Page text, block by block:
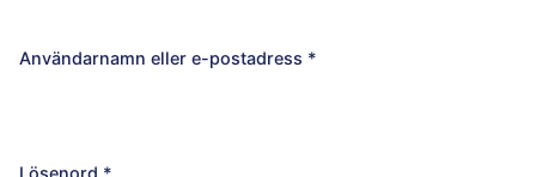
Användarnamn eller e-postadress *
Lösenord *